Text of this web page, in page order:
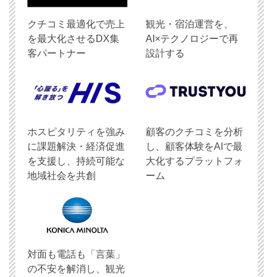
クチコミ最適化で売上
を最大化させるDX集
客パートナー
観光・宿泊運営を、
AI×テクノロジーで再
設計する
ホスピタリティを強み
に課題解決・経済促進
を支援し、持続可能な
地域社会を共創
顧客のクチコミを分析
し、顧客体験をAIで最
大化するプラットフォ
ーム
対面も電話も「言葉」
の不安を解消し、観光